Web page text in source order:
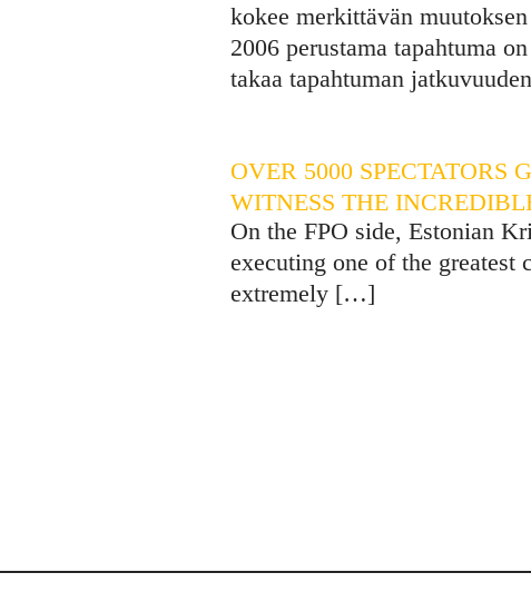
kokee merkittävän
2006 perustama tapahtuma
takaa tapahtuman
OVER 5000 SPECTATORS
WITNESS THE
On the FPO side, Estonian
executing one of the
extremely […]